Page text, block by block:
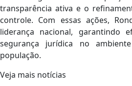
transparência ativa e o
controle. Com essas ações,
liderança nacional, garantindo
segurança jurídica no
população.
Veja mais notícias